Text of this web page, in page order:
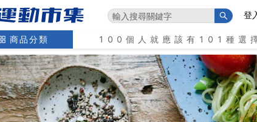
登
商品分類 100個人就應該有101種選